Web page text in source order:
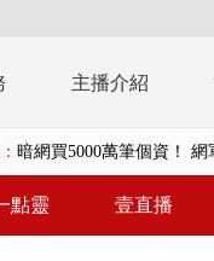
主播介紹
暗網買5000萬筆個資！
中颱白海豚周末影響最
點靈 壹直播